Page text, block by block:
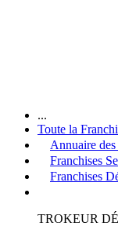
...
Toute la
Annuaire
Franchises
Franchises
TROKEUR